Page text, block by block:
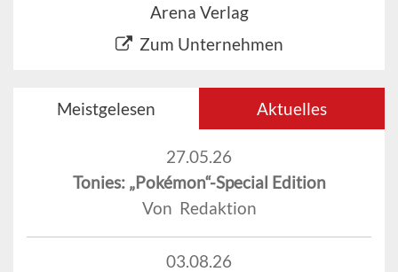
Arena Verlag
Zum Unternehmen
Meistgelesen Aktuelles
27.05.26
Tonies: „Pokémon“-Special Edition
Von Redaktion
03.08.26